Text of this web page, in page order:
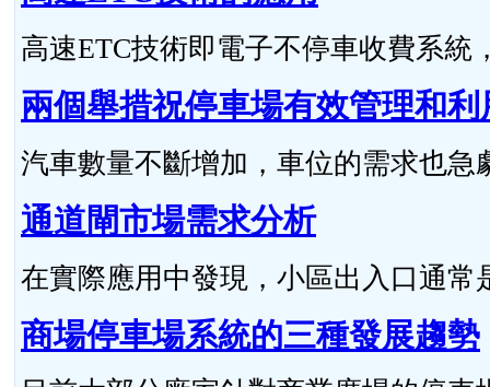
高速ETC技術即電子不停車收費系統
兩個舉措祝停車場有效管理和利
汽車數量不斷增加，車位的需求也
通道閘市場需求分析
在實際應用中發現，小區出入口通
商場停車場系統的三種發展趨勢